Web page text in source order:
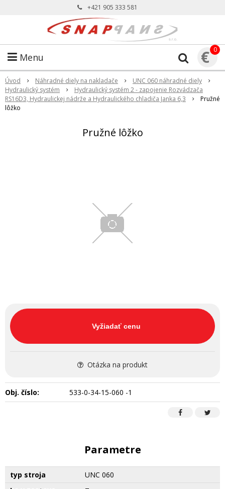
+421 905 333 581
Menu € 0
Úvod Náhradné diely na nakladače
UNC 060 náhradné diely
Hydraulický systém
Hydraulický systém 2 - zapojenie Rozvádzača
RS16D3, Hydraulickej nádrže a Hydraulického chladiča Janka 6,3
Pružné
lôžko
Pružné lôžko
Vyžiadať cenu
Otázka na produkt
Obj. číslo: 533-0-34-15-060 -1
Parametre
typ stroja
UNC 060